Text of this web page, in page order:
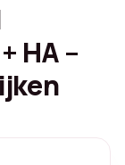
HA –